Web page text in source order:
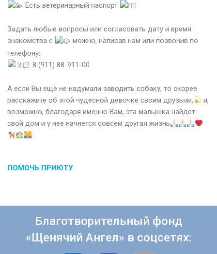
Есть ветеринарный паспорт
Задать любые вопросы или согласовать дату и время
знакомства с
можно, написав нам или позвонив по
телефону:
8 (911) 88-911-00
А если Вы ещё не надумали заводить собаку, то скорее
расскажите об этой чудесной девочке своим друзьям,
и,
возможно, благодаря именно Вам, эта малышка найдет
свой дом и у нее начнется совсем другая жизнь
ПОМОЧЬ ПРИЮТУ
Благотворительный фонд
«Щенячий Ангел» в соцсетях: